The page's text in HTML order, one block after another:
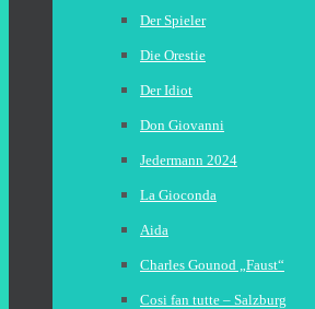
Der Spieler
Die Orestie
Der Idiot
Don Giovanni
Jedermann 2024
La Gioconda
Aida
Charles Gounod „Faust“
Cosi fan tutte – Salzburg